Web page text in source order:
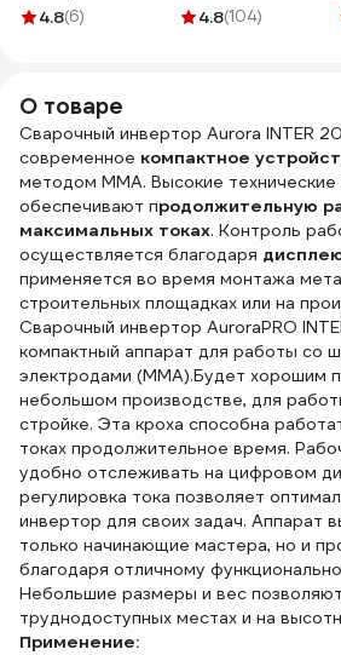
кабель
4.8(6)
4.8(104)
О товаре
Сварочный инвертор Aurora INTER
современное компактное
методом ММА. Высокие технические
обеспечивают продолжительную
максимальных токах. Контроль
осуществляется благодаря
применяется во время монтажа
строительных площадках или на
Сварочный инвертор AuroraPRO
компактный аппарат для работы со
электродами (MMA).Будет хорошим
небольшом производстве, для
стройке. Эта кроха способна
токах продолжительное время.
удобно отслеживать на цифровом
регулировка тока позволяет
инвертор для своих задач. Аппарат
только начинающие мастера, но и
благодаря отличному
Небольшие размеры и вес
труднодоступных местах и на
Применение: